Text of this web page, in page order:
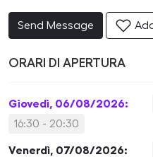
Send Message
ORARI DI APERTURA
Giovedì, 06/08/2026:
16:30 - 20:30
Venerdì, 07/08/2026: